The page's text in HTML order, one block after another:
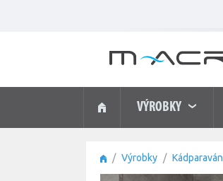
VÝROBKY
Výrobky Kádparaván